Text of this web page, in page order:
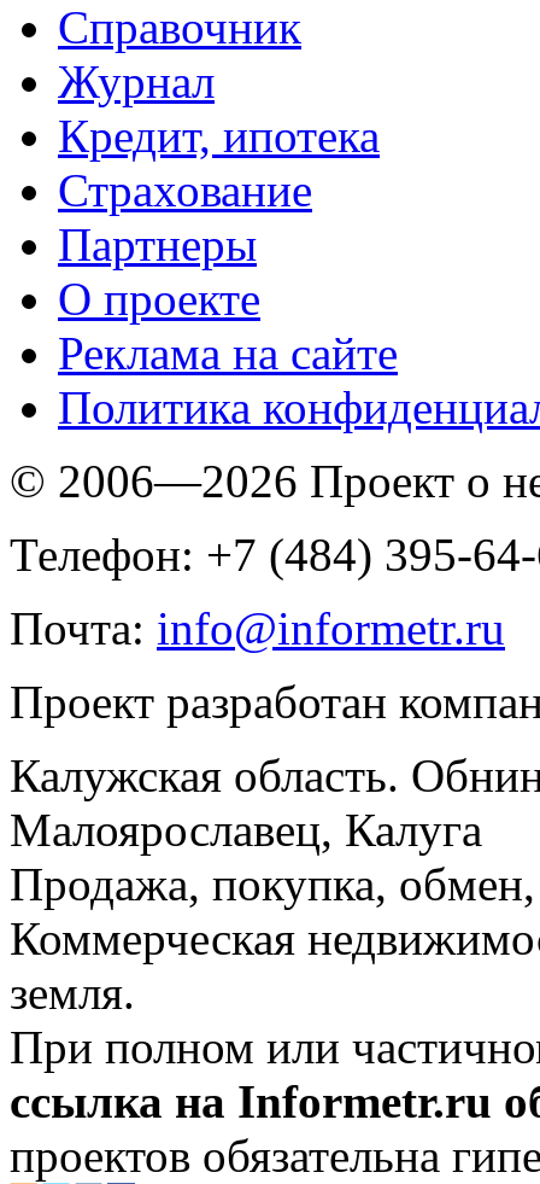
Справочник
Журнал
Кредит, ипотека
Страхование
Партнеры
O проекте
Реклама на сайте
Политика
© 2006—2026 Проект о
Телефон: +7 (484) 395-
Почта: info@informetr.ru
Проект разработан
Калужская область.
Малоярославец, Калуга
Продажа, покупка, обмен,
Коммерческая
земля.
При полном или
ссылка на Informetr.ru
проектов обязательна